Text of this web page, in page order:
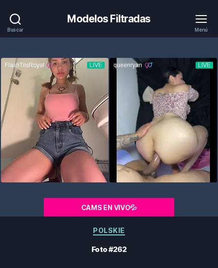
Buscar
Modelos Filtradas
Menú
CAMS EN VIVO💦
Categorías
POLSKIE
Foto #262